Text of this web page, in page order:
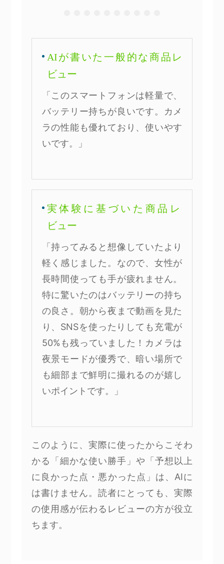
AIが書いた一般的な商品レ
ビュー
「このスマートフォンは軽量で、
バッテリー持ちが良いです。カメ
ラの性能も優れており、使いやす
いです。」
実体験に基づいた商品レ
ビュー
「持ってみると想像していたより
軽く感じました。なので、女性が
長時間使っても手が疲れません。
特に驚いたのはバッテリーの持ち
の良さ。朝から夜まで動画を見た
り、SNSを使ったりしても充電が
50%も残っていました！カメラは
夜景モードが優秀で、暗い場所で
も細部まで鮮明に撮れるのが嬉し
いポイントです。」
このように、実際に使ったからこそわ
かる「細かな使い勝手」や「予想以上
に良かった点・悪かった点」は、AIに
は書けません。読者にとっても、実際
の使用感が伝わるレビューの方が役立
ちます。